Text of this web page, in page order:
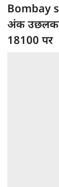
Bombay
अंक उछलकर
18100 पर